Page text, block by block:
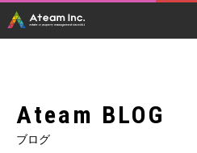
Ateam BLOG
ブログ